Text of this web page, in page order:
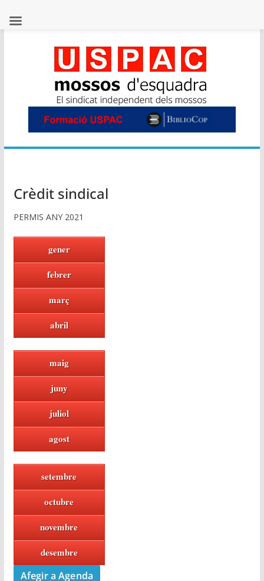
Crèdit sindical
PERMIS ANY 2021
gener
febrer
març
abril
maig
juny
juliol
agost
setembre
octubre
novembre
desembre
Afegir a Agenda